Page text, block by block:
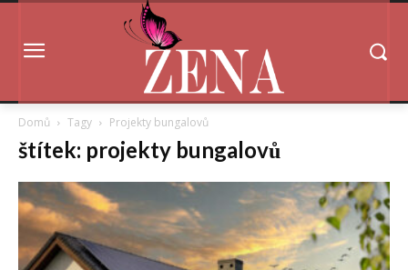
Domů Tagy Projekty bungalovů
štítek: projekty bungalovů